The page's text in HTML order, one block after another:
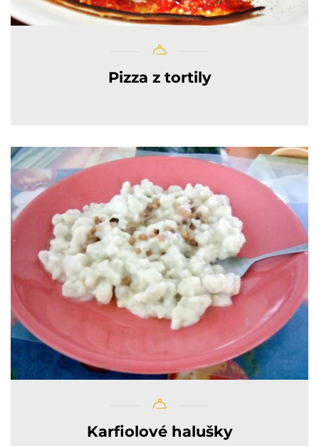
Pizza z tortily
Karfiolové halušky